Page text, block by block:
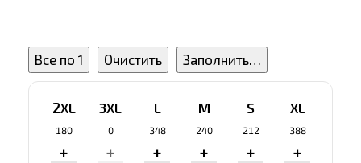
Все по 1 Очистить Заполнить…
2XL 3XL L M S XL
180 0 348 240 212 388
+ + + + + +